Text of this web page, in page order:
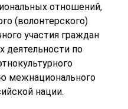
отношений,
(волонтерского)
участия граждан
деятельности по
межнационального
нации.